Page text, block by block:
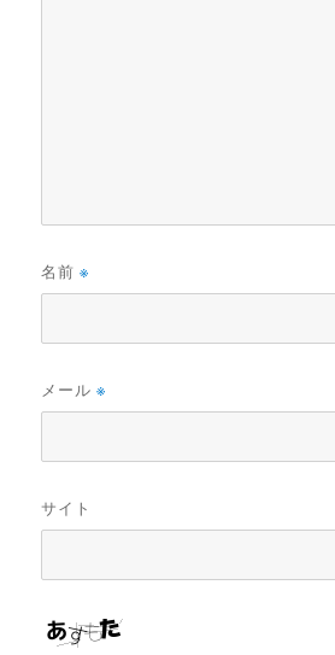
名前※
メール※
サイト